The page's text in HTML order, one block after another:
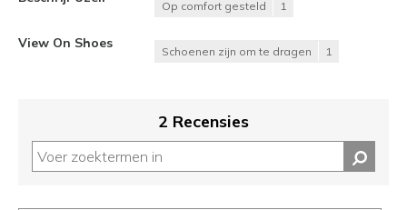
Op comfort gesteld 1
View On Shoes
Schoenen zijn om te dragen 1
2 Recensies